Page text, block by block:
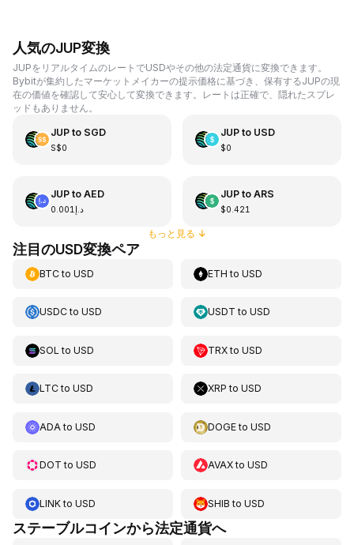
人気のJUP変換
JUPをリアルタイムのレートでUSDやその他の法定通貨に変換できます。
Bybitが集約したマーケットメイカーの提示価格に基づき、保有するJUPの現
在の価値を確認して安心して変換できます。レートは正確で、隠れたスプレ
ッドもありません。
JUPto SGD
S$0
JUPto USD
$0
JUPto AED
د.إ0.001
JUPto ARS
$0.421
もっと見る ↓
注目のUSD変換ペア
BTCto USD ETH toUSD
USDCto USD USDT toUSD
SOL to USD TRXtoUSD
LTCto USD XRP toUSD
ADA to USD DOGEtoUSD
DOT to USD AVAXtoUSD
LINKto USD SHIB toUSD
ステーブルコインから法定通貨へ